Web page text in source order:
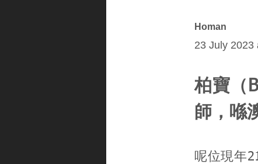
Homan
23 July 2023
柏寶（
師，喺
呢位現年